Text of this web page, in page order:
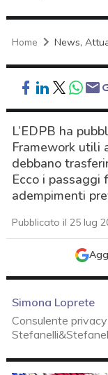
Home News,
L’EDPB ha
Framework utili
debbano
Ecco i passaggi
adempimenti
Pubblicato il 25 lug
Simona Loprete
Consulente